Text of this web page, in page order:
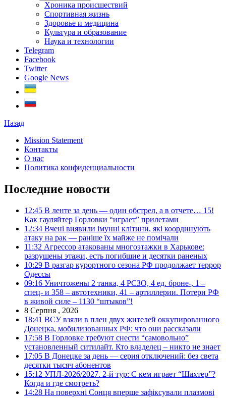
Хроника происшествий
Спортивная жизнь
Здоровье и медицина
Культура и образование
Наука и технологии
Telegram
Facebook
Twitter
Google News
Назад
Mission Statement
Контакты
О нас
Политика конфиденциальности
Последние новости
12:45 В ленте за день — один обстрел, а в отчете… 15!
Как гауляйтер Горловки “играет” прилетами
12:34 Вчені виявили імунні клітини, які координують
атаку на рак — раніше їх майже не помічали
11:32 Агрессор атакованы многоэтажки в Харькове:
разрушены этажи, есть погибшие и десятки раненых
10:29 В разгар курортного сезона РФ продолжает террор
Одессы
09:16 Уничтожены 2 танка, 4 РСЗО, 4 ед. броне-, 1 –
спец- и 358 – автотехники, 41 – артиллерии. Потери РФ
в живой силе – 1130 “штыков”!
8 Серпня , 2026
18:41 ВСУ взяли в плен двух жителей оккупированного
Донецка, мобилизованных РФ: что они рассказали
17:58 В Горловке требуют снести “самовольно”
установленный ситилайт. Кто владелец – никто не знает
17:05 В Донецке за день — серия отключений: без света
десятки тысяч абонентов
15:12 УПЛ-2026/2027. 2-й тур: С кем играет “Шахтер”?
Когда и где смотреть?
14:28 На поверхні Сонця вперше зафіксували плазмові